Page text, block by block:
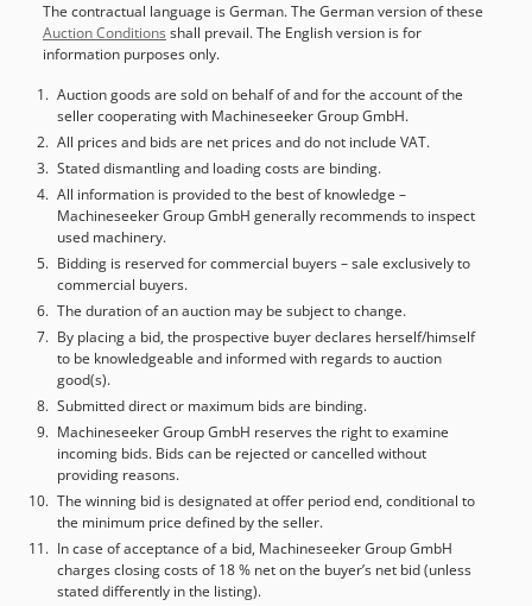
The contractual language is German. The German version of these
Auction Conditions shall prevail. The English version is for
information purposes only.
Auction goods are sold on behalf of and for the account of the
seller cooperating with Machineseeker Group GmbH.
All prices and bids are net prices and do not include VAT.
Stated dismantling and loading costs are binding.
All information is provided to the best of knowledge –
Machineseeker Group GmbH generally recommends to inspect
used machinery.
Bidding is reserved for commercial buyers – sale exclusively to
commercial buyers.
The duration of an auction may be subject to change.
By placing a bid, the prospective buyer declares herself/himself
to be knowledgeable and informed with regards to auction
good(s).
Submitted direct or maximum bids are binding.
Machineseeker Group GmbH reserves the right to examine
incoming bids. Bids can be rejected or cancelled without
providing reasons.
The winning bid is designated at offer period end, conditional to
the minimum price defined by the seller.
In case of acceptance of a bid, Machineseeker Group GmbH
charges closing costs of 18 % net on the buyer’s net bid (unless
stated differently in the listing).